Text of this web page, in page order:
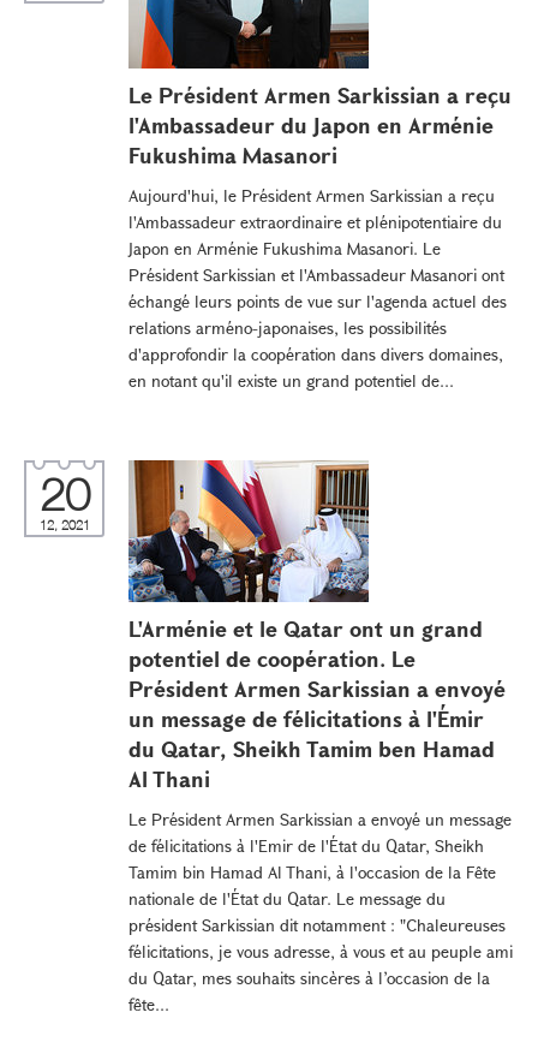
Le Président Armen Sarkissian a reçu
l'Ambassadeur du Japon en Arménie
Fukushima Masanori
Aujourd'hui, le Président Armen Sarkissian a reçu
l'Ambassadeur extraordinaire et plénipotentiaire du
Japon en Arménie Fukushima Masanori. Le
Président Sarkissian et l'Ambassadeur Masanori ont
échangé leurs points de vue sur l'agenda actuel des
relations arméno-japonaises, les possibilités
d'approfondir la coopération dans divers domaines,
en notant qu'il existe un grand potentiel de...
20
12, 2021
L'Arménie et le Qatar ont un grand
potentiel de coopération. Le
Président Armen Sarkissian a envoyé
un message de félicitations à l'Émir
du Qatar, Sheikh Tamim ben Hamad
Al Thani
Le Président Armen Sarkissian a envoyé un message
de félicitations à l'Emir de l'État du Qatar, Sheikh
Tamim bin Hamad Al Thani, à l'occasion de la Fête
nationale de l'État du Qatar. Le message du
président Sarkissian dit notamment : "Chaleureuses
félicitations, je vous adresse, à vous et au peuple ami
du Qatar, mes souhaits sincères à l’occasion de la
fête...